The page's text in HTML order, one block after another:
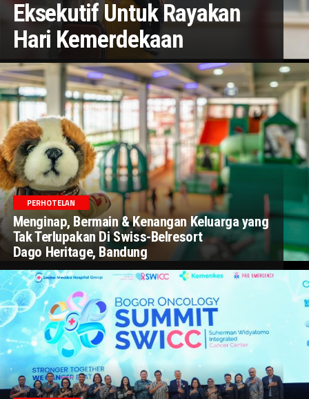
Eksekutif Untuk Rayakan
Hari Kemerdekaan
PERHOTELAN
Menginap, Bermain & Kenangan Keluarga yang
Tak Terlupakan Di Swiss-Belresort
Dago Heritage, Bandung